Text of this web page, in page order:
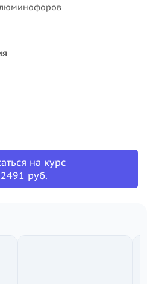
люминофоров
на курс
руб.